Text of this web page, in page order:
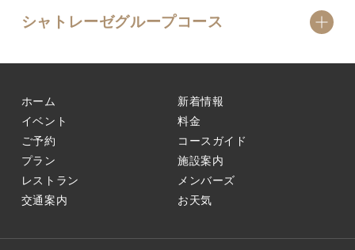
シャトレーゼグループコース
ホーム
新着情報
イベント
料金
ご予約
コースガイド
プラン
施設案内
レストラン
メンバーズ
交通案内
お天気